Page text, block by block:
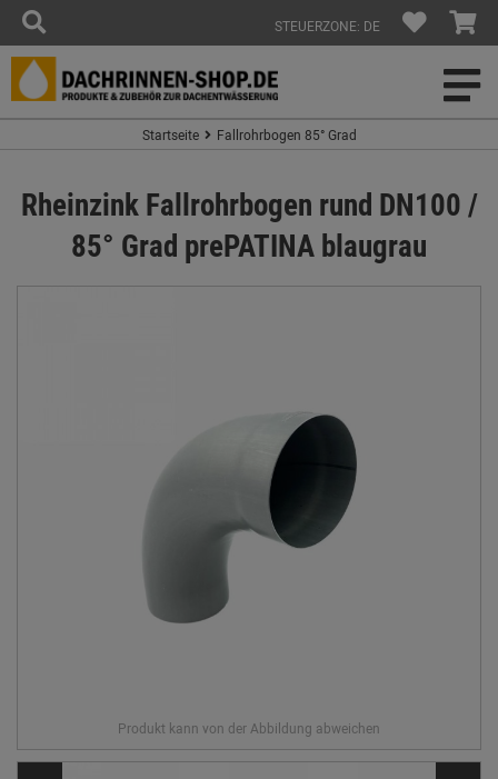
STEUERZONE: DE
Startseite Fallrohrbogen 85° Grad
Rheinzink Fallrohrbogen rund DN100 /
85° Grad prePATINA blaugrau